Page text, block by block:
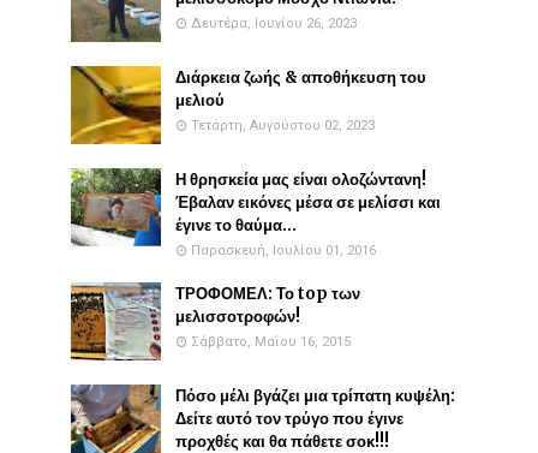
Δευτέρα, Ιουνίου 26, 2023
Διάρκεια ζωής & αποθήκευση του
μελιού
Τετάρτη, Αυγούστου 02, 2023
Η θρησκεία μας είναι ολοζώντανη!
Έβαλαν εικόνες μέσα σε μελίσσι και
έγινε το θαύμα...
Παρασκευή, Ιουλίου 01, 2016
ΤΡΟΦΟΜΕΛ: Το top των
μελισσοτροφών!
Σάββατο, Μαΐου 16, 2015
Πόσο μέλι βγάζει μια τρίπατη κυψέλη:
Δείτε αυτό τον τρύγο που έγινε
προχθές και θα πάθετε σοκ!!!